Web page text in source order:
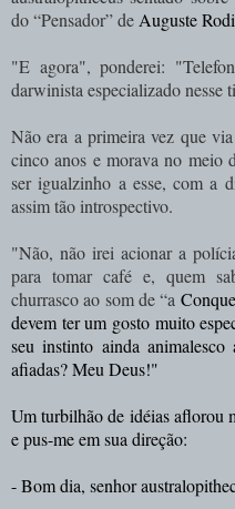
do “Pensador” de Auguste
"E agora", ponderei:
darwinista especializado nesse
Não era a primeira vez que
cinco anos e morava no meio
ser igualzinho a esse, com a
assim tão introspectivo.
"Não, não irei acionar a
para tomar café e, quem
churrasco ao som de “a
devem ter um gosto muito
seu instinto ainda animalesco
afiadas? Meu Deus!"
Um turbilhão de idéias aflorou
e pus-me em sua direção:
- Bom dia, senhor